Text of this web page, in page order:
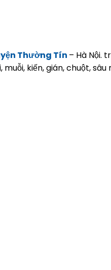
Thường Tín – Hà Nội.
kiến, gián, chuột, sâu